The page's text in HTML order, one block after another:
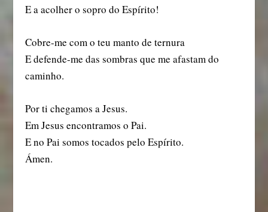
E a acolher o sopro do Espírito!
Cobre-me com o teu manto de ternura
E defende-me das sombras que me afastam do
caminho.
Por ti chegamos a Jesus.
Em Jesus encontramos o Pai.
E no Pai somos tocados pelo Espírito.
Ámen.